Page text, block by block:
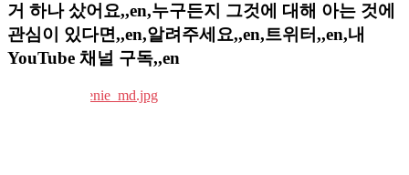
거 하나 샀어요,,en,누구든지 그것에 대해 아는 것에
관심이 있다면,,en,알려주세요,,en,트위터,,en,내
YouTube 채널 구독,,en